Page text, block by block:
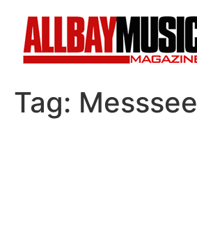
Tag: Messsee